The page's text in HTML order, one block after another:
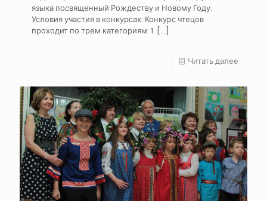
языка посвященный Рождеству и Новому Году.
Условия участия в конкурсах: Конкурс чтецов
проходит по трем категориям: 1. […]
Читать далее